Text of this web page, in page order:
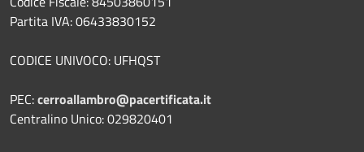
Partita IVA: 06433830152
CODICE UNIVOCO: UFHQST
PEC:cerroallambro@pacertificata.it
Centralino Unico: 029820401